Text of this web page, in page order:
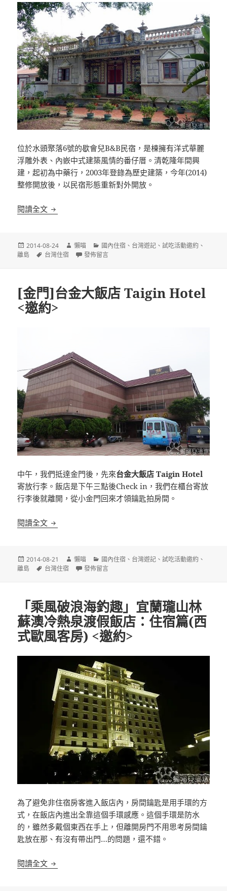
位於水頭聚落6號的歇會兒B&B民宿，是棟擁有洋式華麗
浮雕外表、內嵌中式建築風情的番仔厝。清乾隆年間興
建，起初為中藥行，2003年登錄為歷史建築，今年(2014)
整修開放後，以民宿形態重新對外開放。
閱讀全文 [金門]歇會兒B&B民宿 體驗百年番仔厝的古韻華麗風
發
佈
2014-08-24
作
者
懶喵
分
類
國內住宿 、 台灣遊記 、試吃活動邀約 、
離島
標
台灣住宿 在〈[金門]歇會兒B&B民宿 體驗百年番仔厝的古韻華
發佈留言
[金門]台金大飯店 Taigin Hotel
<邀約>
中午，我們抵達金門後，先來台金大飯店 Taigin Hotel
寄放行李。飯店是下午三點後Check in，我們在櫃台寄放
行李後就離開，從小金門回來才領鑰匙拍房間。
閱讀全文 [金門]台金大飯店 Taigin Hotel <邀約>
發
佈
2014-08-21
作
者
懶喵
分
類
國內住宿 、 台灣遊記 、試吃活動邀約 、
離島
標
台灣住宿 在〈[金門]台金大飯店 Taigin Hotel <邀約>〉
發佈留言
「乘風破浪海釣趣」宜蘭瓏山林
蘇澳冷熱泉渡假飯店：住宿篇(西
式歐風客房) <邀約>
為了避免非住宿房客進入飯店內，房間鑰匙是用手環的方
式，在飯店內進出全靠這個手環感應。這個手環是防水
的，雖然多戴個東西在手上，但離開房門不用思考房間鑰
匙放在那、有沒有帶出門…的問題，還不錯。
閱讀全文 「乘風破浪海釣趣」宜蘭瓏山林蘇澳冷熱泉渡假飯